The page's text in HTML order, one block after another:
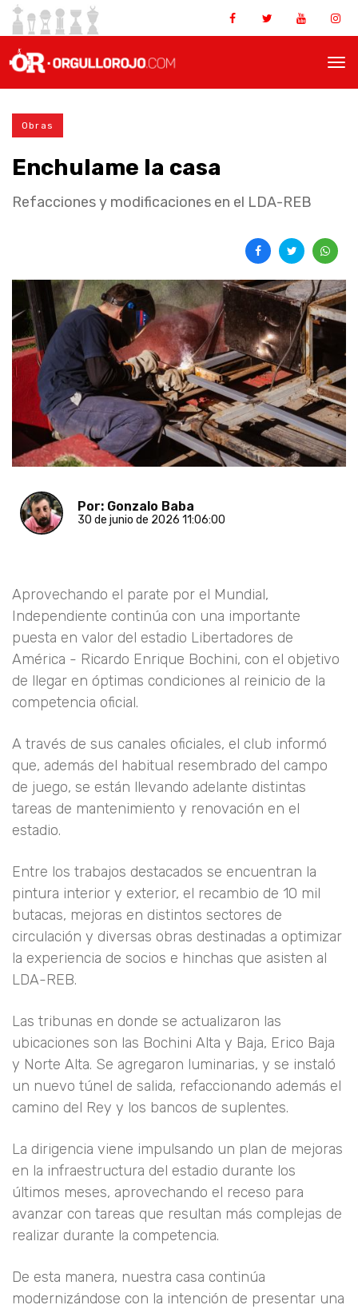
Obras
Enchulame la casa
Refacciones y modificaciones en el LDA-REB
Por: Gonzalo Baba
30 de junio de 2026 11:06:00
Aprovechando el parate por el Mundial,
Independiente continúa con una importante
puesta en valor del estadio Libertadores de
América - Ricardo Enrique Bochini, con el objetivo
de llegar en óptimas condiciones al reinicio de la
competencia oficial.
A través de sus canales oficiales, el club informó
que, además del habitual resembrado del campo
de juego, se están llevando adelante distintas
tareas de mantenimiento y renovación en el
estadio.
Entre los trabajos destacados se encuentran la
pintura interior y exterior, el recambio de 10 mil
butacas, mejoras en distintos sectores de
circulación y diversas obras destinadas a optimizar
la experiencia de socios e hinchas que asisten al
LDA-REB.
Las tribunas en donde se actualizaron las
ubicaciones son las Bochini Alta y Baja, Erico Baja
y Norte Alta. Se agregaron luminarias, y se instaló
un nuevo túnel de salida, refaccionando además el
camino del Rey y los bancos de suplentes.
La dirigencia viene impulsando un plan de mejoras
en la infraestructura del estadio durante los
últimos meses, aprovechando el receso para
avanzar con tareas que resultan más complejas de
realizar durante la competencia.
De esta manera, nuestra casa continúa
modernizándose con la intención de presentar una